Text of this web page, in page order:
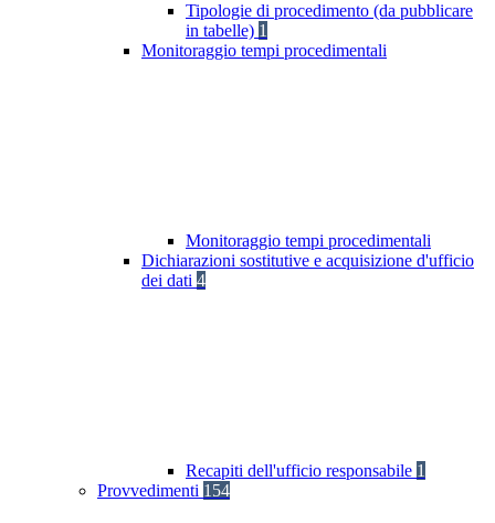
Tipologie di procedimento (da pubblicare
in tabelle) 1
Monitoraggio tempi procedimentali
Monitoraggio tempi procedimentali
Dichiarazioni sostitutive e acquisizione d'ufficio
dei dati 4
Recapiti dell'ufficio responsabile 1
Provvedimenti 154